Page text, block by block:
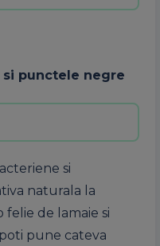
si punctele negre
si
naturala la
de lamaie si
pune cateva